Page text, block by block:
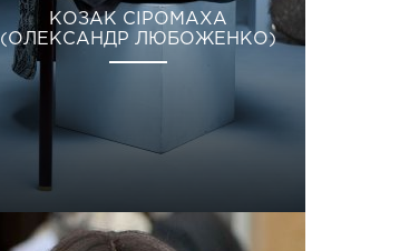
КОЗАК СІРОМАХА
(ОЛЕКСАНДР ЛЮБОЖЕНКО)